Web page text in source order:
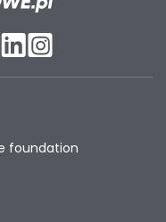
foundation